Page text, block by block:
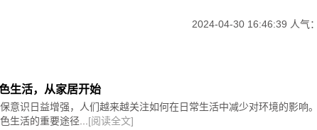
2024-04-30 16:46:39 人气
生活，从家居开始
意识日益增强，人们越来越关注如何在日常生活中减少对环境的影响
生活的重要途径... [阅读全文]